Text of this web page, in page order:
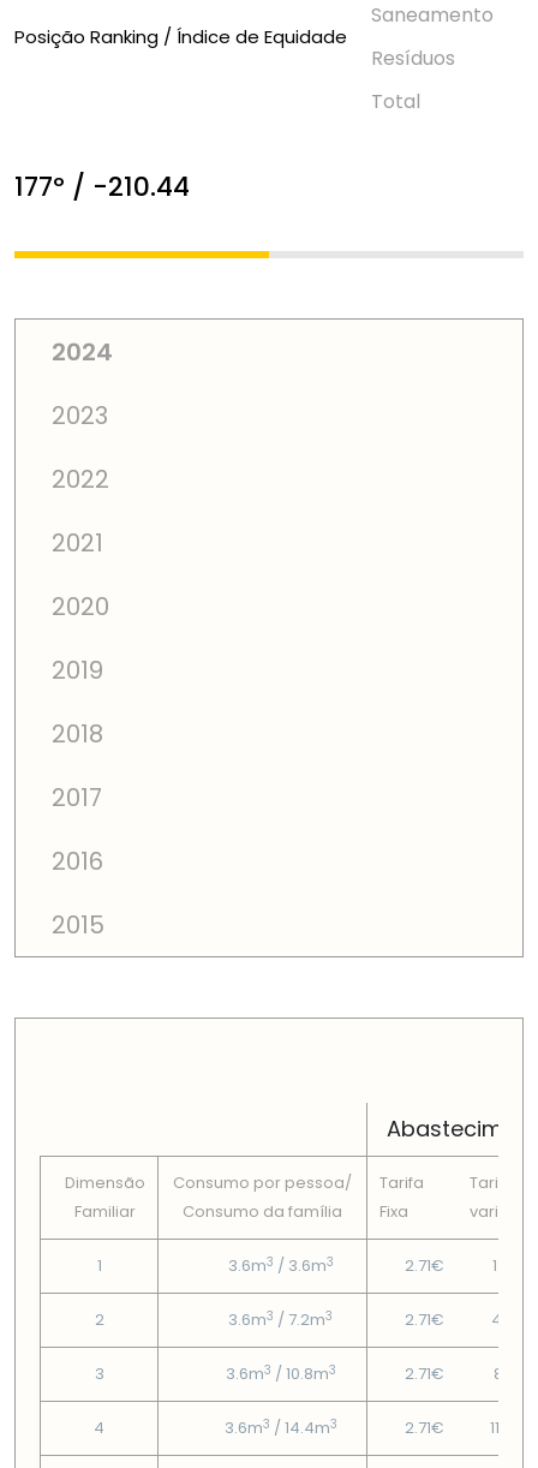
Posição Ranking / Índice de Equidade
Saneamento
Resí­duos
Total
177º / -210.44
2024
2023
2022
2021
2020
2019
2018
2017
2016
2015
Dimensão
Familiar
Consumo por pessoa/
Consumo da famí­lia
Tarifa
Fixa
Tarifa
variável
1 3.6m3 / 3.6m3 2.71€ 1.94€
2 3.6m3 / 7.2m3 2.71€ 4.77€
3 3.6m3 / 10.8m3 2.71€ 8.15€
4 3.6m3 / 14.4m3 2.71€ 11.54€